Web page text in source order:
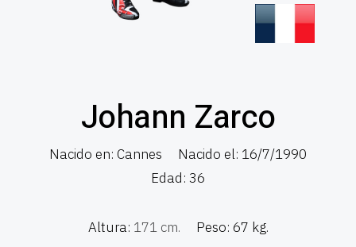
Johann Zarco
Nacido en: Cannes
Nacido el: 16/7/1990
Edad: 36
Altura: 171 cm. Peso: 67 kg.